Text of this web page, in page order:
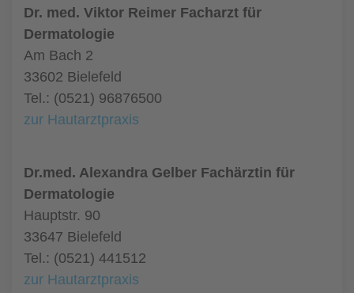
Dr. med. Viktor Reimer Facharzt für
Dermatologie
Am Bach 2
33602 Bielefeld
Tel.: (0521) 96876500
zur Hautarztpraxis
Dr.med. Alexandra Gelber Fachärztin für
Dermatologie
Hauptstr. 90
33647 Bielefeld
Tel.: (0521) 441512
zur Hautarztpraxis